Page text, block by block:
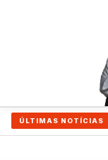
ÚLTIMAS NOTÍCIAS
Lyra● Exclusivo |